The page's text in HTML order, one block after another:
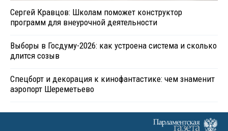
Сергей Кравцов: Школам поможет конструктор
программ для внеурочной деятельности
Выборы в Госдуму-2026: как устроена система и сколько
длится созыв
Спецборт и декорация к кинофантастике: чем знаменит
аэропорт Шереметьево